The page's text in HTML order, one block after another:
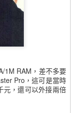
1M RAM，差不多要
Pro，這可是當時
元，還可以外接兩倍